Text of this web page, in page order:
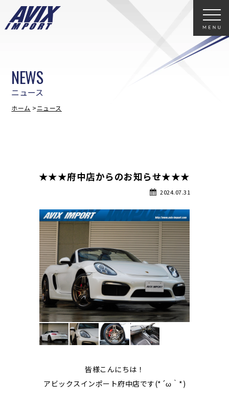
ニュース
NEWS
ホーム ニュース
★★★府中店からのお知らせ★★★
2024.07.31
皆様こんにちは！
アビックスインポート府中店です(*´ω｀*)